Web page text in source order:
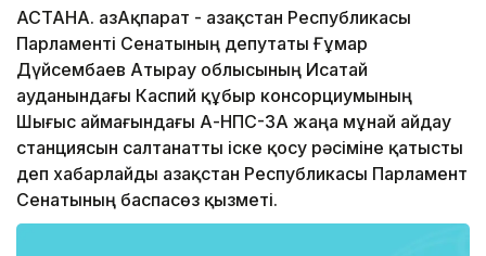
АСТАНА. ҚазАқпарат - Қазақстан Республикасы
Парламенті Сенатының депутаты Ғұмар
Дүйсембаев Атырау облысының Исатай
ауданындағы Каспий құбыр консорциумының
Шығыс аймағындағы А-НПС-3А жаңа мұнай айдау
станциясын салтанатты іске қосу рәсіміне қатысты
деп хабарлайды Қазақстан Республикасы Парламент
Сенатының баспасөз қызметі.